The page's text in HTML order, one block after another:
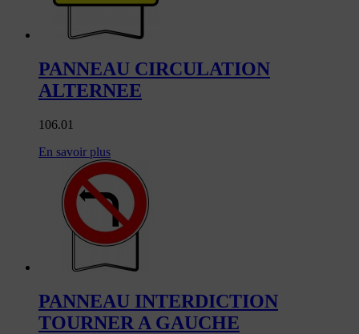
PANNEAU CIRCULATION
ALTERNEE
106.01
En savoir plus
PANNEAU INTERDICTION
TOURNER A GAUCHE